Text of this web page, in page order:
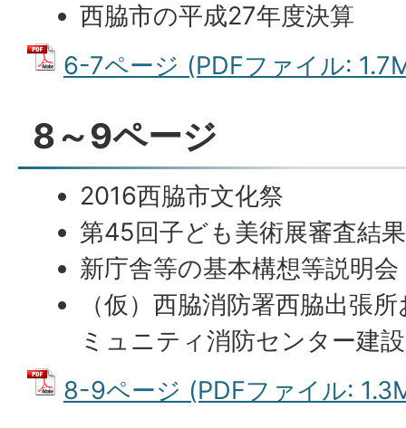
西脇市の平成27年度決算
6-7ページ (PDFファイル:
8～9ページ
2016西脇市文化祭
第45回子ども美術展審査結果
新庁舎等の基本構想等説明会
（仮）西脇消防署西脇出張
ミュニティ消防センター建設
8-9ページ (PDFファイル: